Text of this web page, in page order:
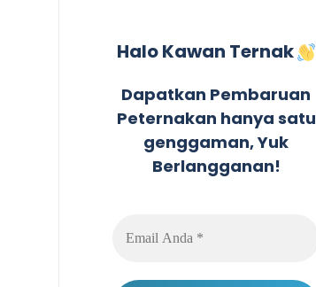
Halo Kawan Ternak
Dapatkan Pembaruan
Peternakan hanya satu
genggaman, Yuk
Berlangganan!